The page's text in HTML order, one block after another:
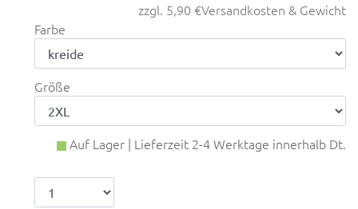
zzgl. 5,90 €Versandkosten & Gewicht
Farbe
Größe
Auf Lager | Lieferzeit 2-4 Werktage innerhalb Dt.